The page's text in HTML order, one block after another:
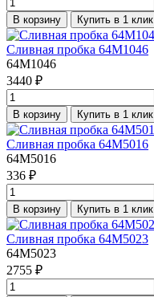
В корзину Купить в 1 клик
Сливная пробка 64M1046
64M1046
3440 ₽
В корзину Купить в 1 клик
Сливная пробка 64M5016
64M5016
336 ₽
В корзину Купить в 1 клик
Сливная пробка 64M5023
64M5023
2755 ₽